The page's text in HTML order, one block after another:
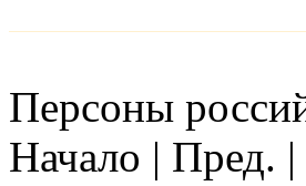
Персоны
Начало | Пред. |